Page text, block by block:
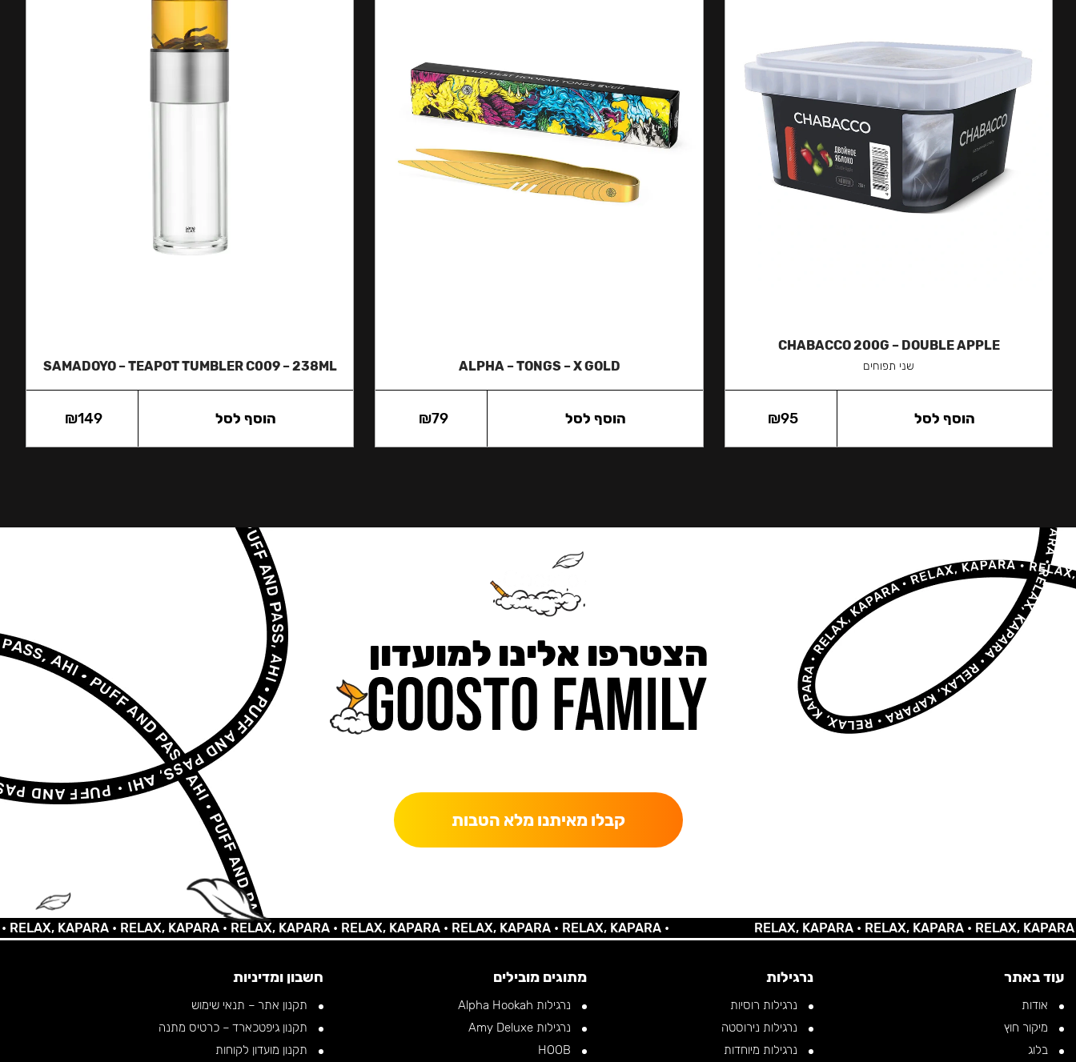
CHABACCO 200G – DOUBLE APPLE
שני תפוחים
₪95 הוסף לסל
ALPHA – TONGS – X GOLD
₪79 הוסף לסל
SAMADOYO – TEAPOT TUMBLER C009 – 238ML
₪149 הוסף לסל
הצטרפו אלינו למועדון
קבלו מאיתנו מלא הטבות
KAPARA •RELAX, KAPARA •RELAX, KAPARA •RELAX, KAPARA •RELAX, KAPARA •RELAX, KAPARA • RELAX, KAPARA •RELAX, KAPARA •RELAX, KAPARA •
עוד באתר
אודות
מיקור חוץ
בלוג
נרגילות
נרגילות רוסיות
נרגילות נירוסטה
נרגילות מיוחדות
מתוגים מובילים
נרגילות Alpha Hookah
נרגילות Amy Deluxe
חשבון ומדיניות
תקנון אתר – תנאי שימוש
תקנון גיפטכארד – כרטיס מתנה
תקנון מועדון לקוחות